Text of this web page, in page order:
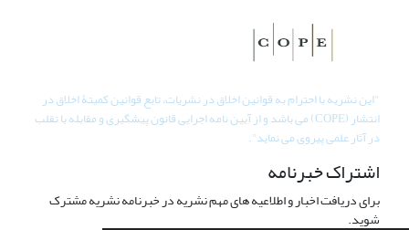
"این نشریه با احترام به قوانین اخلاق در نشریات، تابع قوانین کمیتۀ اخلاق در
انتشار (COPE) می باشد و از آیین نامه اجرایی قانون پیشگیری و مقابله با تقلب
در آثار علمی پیروی می نماید".
اشتراک خبرنامه
برای دریافت اخبار و اطلاعیه های مهم نشریه در خبرنامه نشریه مشترک
شوید.